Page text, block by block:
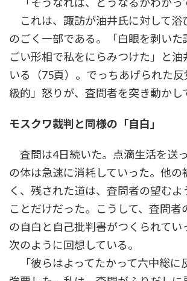
これは、諏訪が油井氏に対して浴
のごく一部である。「白眼を剥いた
ごい形相で私をにらみつけた」と油
いる（75頁）。でっちあげられた
級的」怒りが、査問者を突き動かし
モスクワ裁判と同様の「自白」
査問は4日続いた。点滴生活を送
の体は急速に消耗していった。他の
く、残された道は、査問者の望むよ
ことだけだった。こうして、査問者
の自白と自己批判書がつくられてい
次のように回想している。
「彼らはよってたかって六中総に